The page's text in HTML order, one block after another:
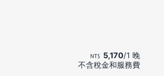
5,170/1 晚
不含稅金和服務費